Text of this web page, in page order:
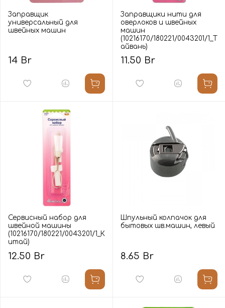
Заправщик
универсальный для
швейных машин
14 Br
Заправщики нити для
оверлоков и швейных
машин
(10216170/180221/0043201/1_Т
айвань)
11.50 Br
Сервисный набор для
швейной машины
(10216170/180221/0043201/1_К
итай)
12.50 Br
Шпульный колпачок для
бытовых шв.машин, левый
8.65 Br